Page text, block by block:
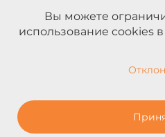
Вы можете
использование cookies